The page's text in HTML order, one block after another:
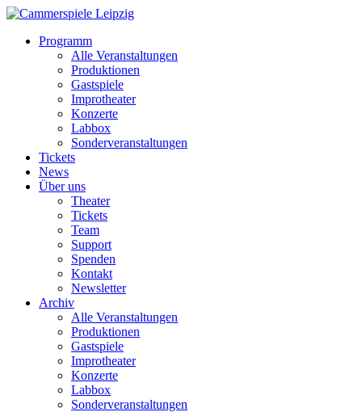
Programm
Alle Veranstaltungen
Produktionen
Gastspiele
Improtheater
Konzerte
Labbox
Sonderveranstaltungen
Tickets
News
Über uns
Theater
Tickets
Team
Support
Spenden
Kontakt
Newsletter
Archiv
Alle Veranstaltungen
Produktionen
Gastspiele
Improtheater
Konzerte
Labbox
Sonderveranstaltungen